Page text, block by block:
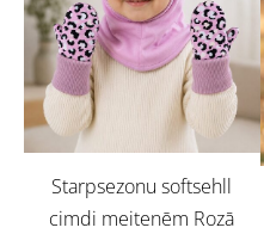
Starpsezonu softsehll
cimdi meitenēm Rozā